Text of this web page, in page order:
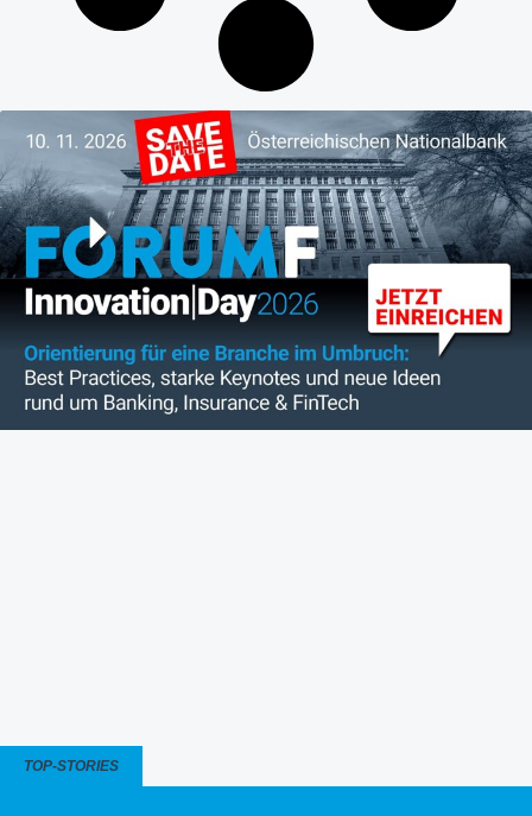
TOP-STORIES